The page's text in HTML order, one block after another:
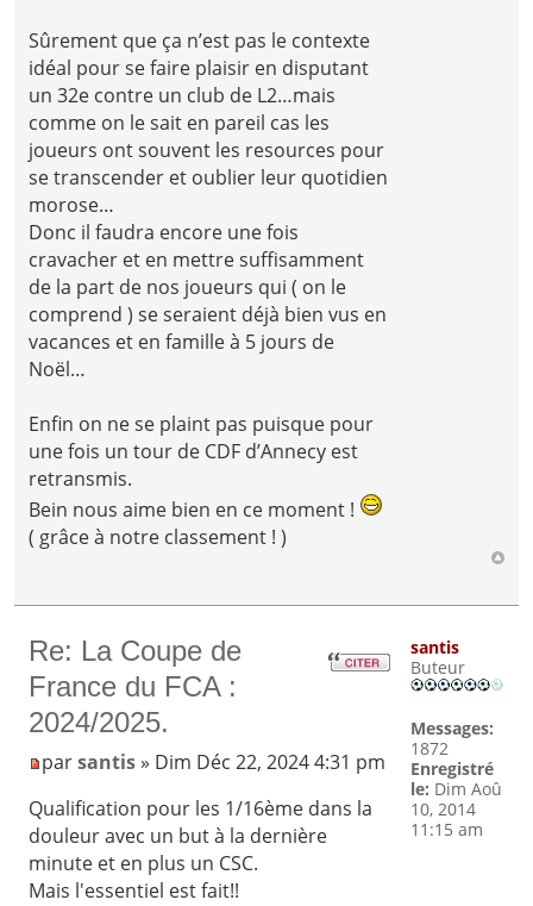
Sûrement que ça n’est pas le contexte
idéal pour se faire plaisir en disputant
un 32e contre un club de L2…mais
comme on le sait en pareil cas les
joueurs ont souvent les resources pour
se transcender et oublier leur quotidien
morose…
Donc il faudra encore une fois
cravacher et en mettre suffisamment
de la part de nos joueurs qui ( on le
comprend ) se seraient déjà bien vus en
vacances et en famille à 5 jours de
Noël…
Enfin on ne se plaint pas puisque pour
une fois un tour de CDF d’Annecy est
retransmis.
Bein nous aime bien en ce moment !
( grâce à notre classement ! )
Re: La Coupe de
France du FCA :
2024/2025.
parsantis» Dim Déc 22, 2024 4:31 pm
Qualification pour les 1/16ème dans la
douleur avec un but à la dernière
minute et en plus un CSC.
Mais l'essentiel est fait!!
santis
Buteur
Messages:
1872
Enregistré
le: Dim Aoû
10, 2014
11:15 am